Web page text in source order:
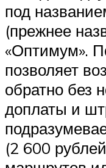
под
(прежнее
«Оптимум».
позволяет
обратно без
доплаты и
(2 600